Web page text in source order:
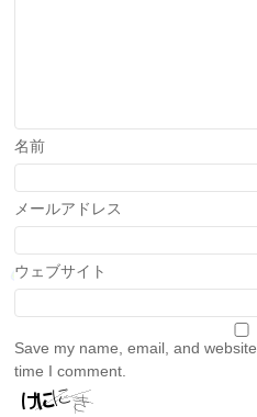
名前
メールアドレス
ウェブサイト
Save my name, email, and
time I comment.